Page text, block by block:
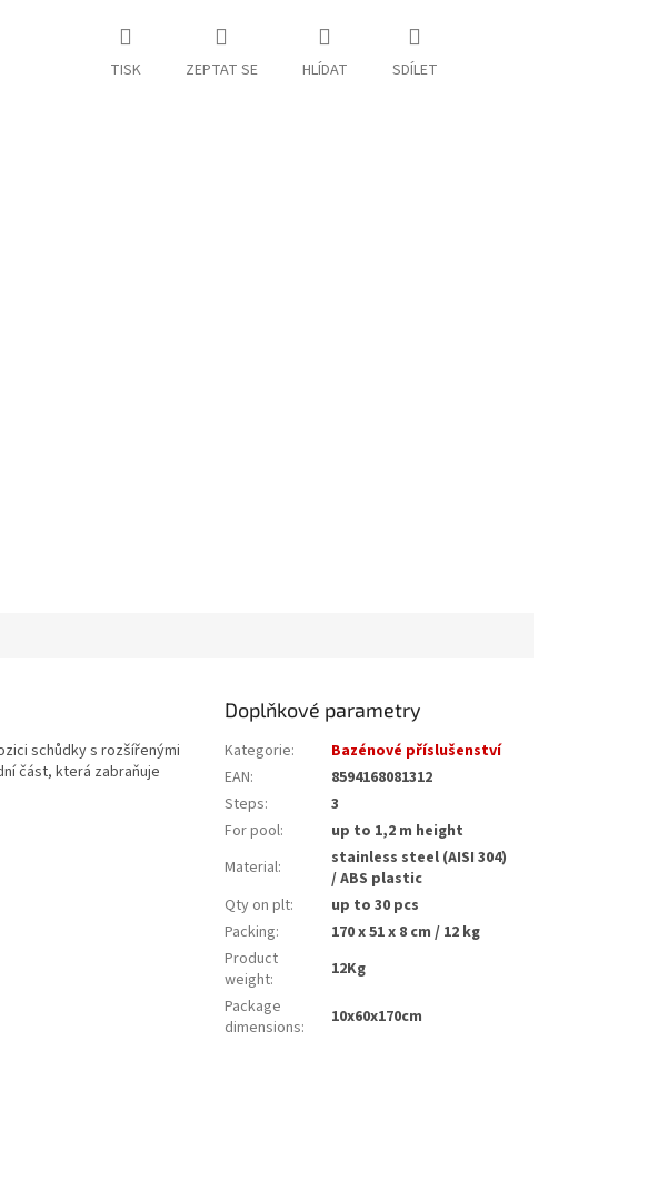
TISK ZEPTAT SE HLÍDAT SDÍLET
schůdky s rozšířenými
část, která zabraňuje
Doplňkové parametry
Kategorie:
Bazénové příslušenství
EAN:
8594168081312
Steps:
3
For pool:
up to 1,2 m height
Material:
stainless steel (AISI 304)
/ ABS plastic
Qty on plt:
up to 30 pcs
Packing:
170 x 51 x 8 cm / 12 kg
Product
weight:
12Kg
Package
dimensions: 10x60x170cm